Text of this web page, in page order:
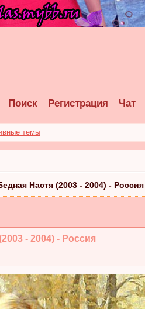
Поиск Регистрация Чат
темы
Настя (2003 - 2004) - Россия
- 2004) - Россия